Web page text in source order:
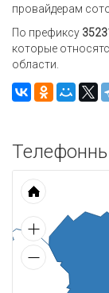
провайдерам
По префиксу
которые
области.